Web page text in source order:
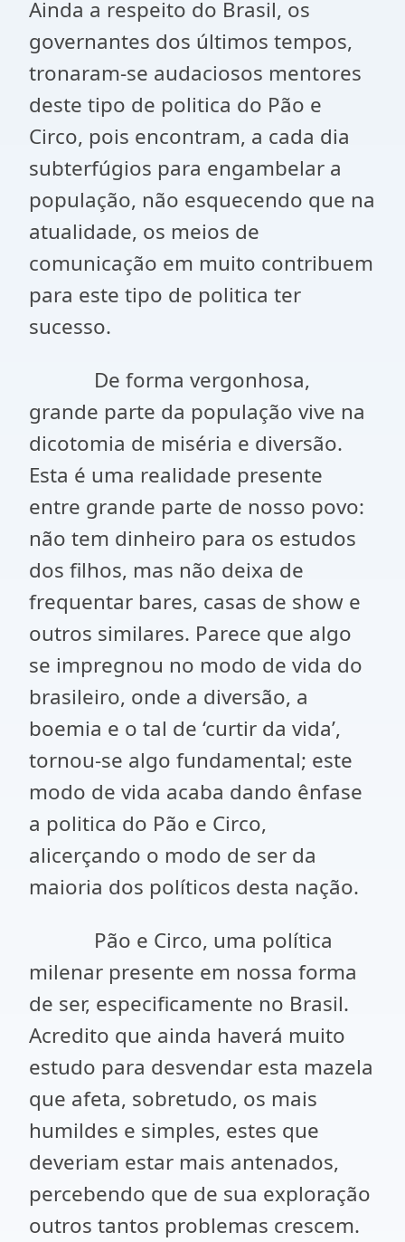
Ainda a respeito do Brasil, os
governantes dos últimos tempos,
tronaram-se audaciosos mentores
deste tipo de politica do Pão e
Circo, pois encontram, a cada dia
subterfúgios para engambelar a
população, não esquecendo que na
atualidade, os meios de
comunicação em muito contribuem
para este tipo de politica ter
sucesso.
De forma vergonhosa,
grande parte da população vive na
dicotomia de miséria e diversão.
Esta é uma realidade presente
entre grande parte de nosso povo:
não tem dinheiro para os estudos
dos filhos, mas não deixa de
frequentar bares, casas de show e
outros similares. Parece que algo
se impregnou no modo de vida do
brasileiro, onde a diversão, a
boemia e o tal de ‘curtir da vida’,
tornou-se algo fundamental; este
modo de vida acaba dando ênfase
a politica do Pão e Circo,
alicerçando o modo de ser da
maioria dos políticos desta nação.
Pão e Circo, uma política
milenar presente em nossa forma
de ser, especificamente no Brasil.
Acredito que ainda haverá muito
estudo para desvendar esta mazela
que afeta, sobretudo, os mais
humildes e simples, estes que
deveriam estar mais antenados,
percebendo que de sua exploração
outros tantos problemas crescem.